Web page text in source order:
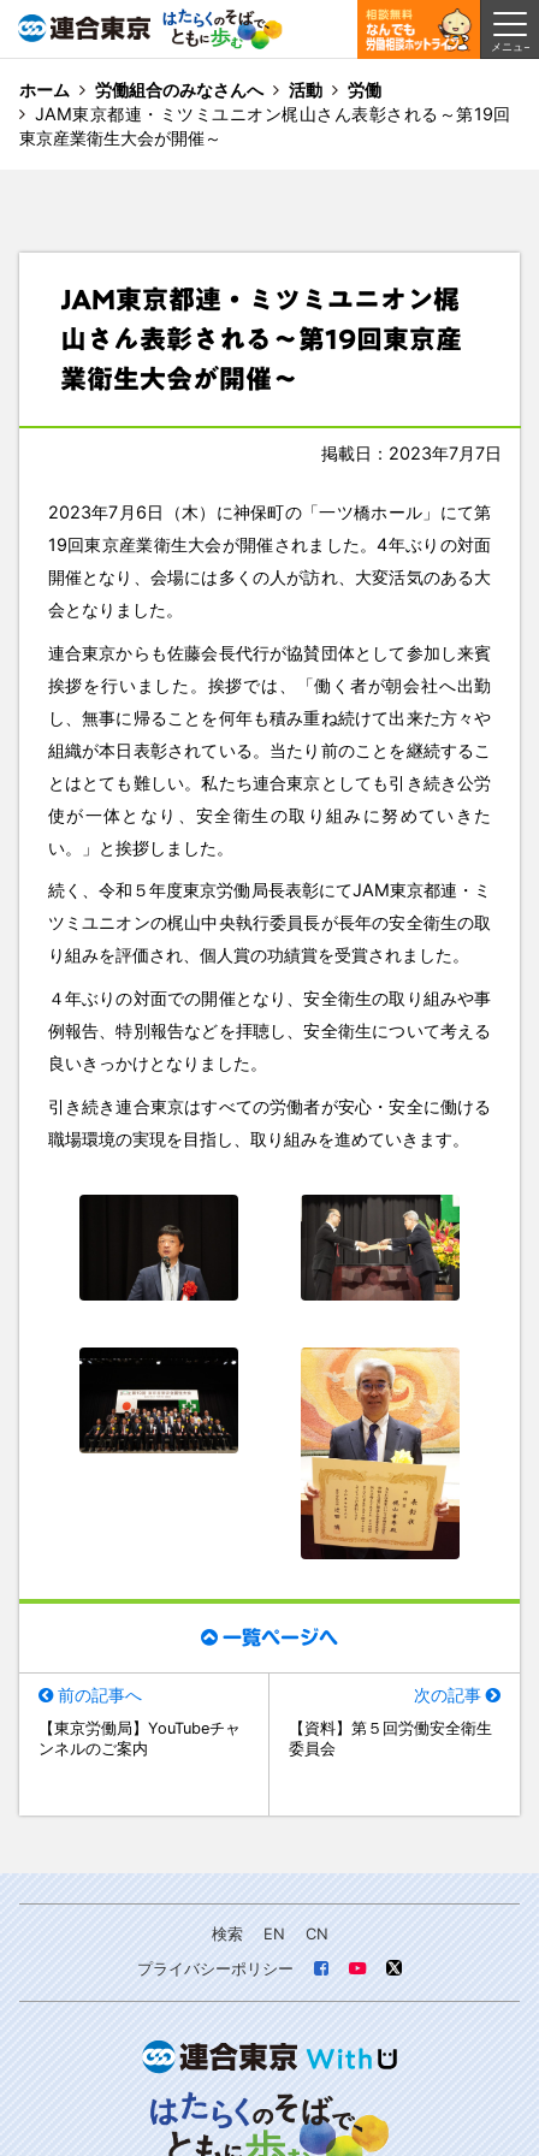
ホーム 労働組合のみなさんへ 活動
労働
JAM東京都連・ミツミユニオン梶山さん表彰される～第19回
東京産業衛生大会が開催～
JAM東京都連・ミツミユニオン梶
山さん表彰される～第19回東京産
業衛生大会が開催～
掲載日：2023年7月7日
2023年7月6日（木）に神保町の「一ツ橋ホール」にて第
19回東京産業衛生大会が開催されました。4年ぶりの対面
開催となり、会場には多くの人が訪れ、大変活気のある大
会となりました。
連合東京からも佐藤会長代行が協賛団体として参加し来賓
挨拶を行いました。挨拶では、「働く者が朝会社へ出勤
し、無事に帰ることを何年も積み重ね続けて出来た方々や
組織が本日表彰されている。当たり前のことを継続するこ
とはとても難しい。私たち連合東京としても引き続き公労
使が一体となり、安全衛生の取り組みに努めていきた
い。」と挨拶しました。
続く、令和５年度東京労働局長表彰にてJAM東京都連・ミ
ツミユニオンの梶山中央執行委員長が長年の安全衛生の取
り組みを評価され、個人賞の功績賞を受賞されました。
４年ぶりの対面での開催となり、安全衛生の取り組みや事
例報告、特別報告などを拝聴し、安全衛生について考える
良いきっかけとなりました。
引き続き連合東京はすべての労働者が安心・安全に働ける
職場環境の実現を目指し、取り組みを進めていきます。
一覧ページへ
前の記事へ
【東京労働局】YouTubeチャ
ンネルのご案内
次の記事
【資料】第５回労働安全衛生
委員会
検索 EN
CN
プライバシーポリシー